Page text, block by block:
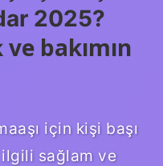
2025?
ve bakımın
için kişi başı
sağlam ve